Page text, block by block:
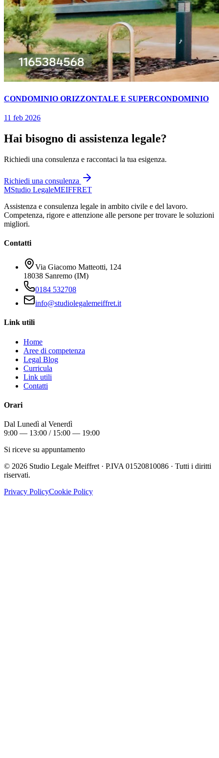
CONDOMINIO ORIZZONTALE E SUPERCONDOMINIO
11 feb 2026
Hai bisogno di assistenza legale?
Richiedi una consulenza e raccontaci la tua esigenza.
Richiedi una consulenza
MStudio LegaleMEIFFRET
Assistenza e consulenza legale in ambito civile e del lavoro.
Competenza, rigore e attenzione alle persone per trovare le soluzioni
migliori.
Contatti
Via Giacomo Matteotti, 124
18038 Sanremo (IM)
0184 532708
info@studiolegalemeiffret.it
Link utili
Home
Aree di competenza
Legal Blog
Curricula
Link utili
Contatti
Orari
Dal Lunedì al Venerdì
9:00 — 13:00 / 15:00 — 19:00
Si riceve su appuntamento
© 2026 Studio Legale Meiffret · P.IVA 01520810086 · Tutti i diritti
riservati.
Privacy PolicyCookie Policy